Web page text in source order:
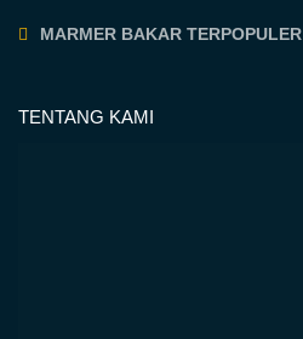
MARMER BAKAR TERPOPULER
TENTANG KAMI